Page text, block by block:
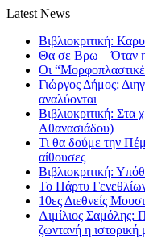
Latest News
Βιβλιοκριτική:
Θα σε Βρω – Όταν η
Οι
Γιώργος Δήμος:
αναλύονται
Βιβλιοκριτική: Στα
Αθανασιάδου)
Τι θα δούμε την
αίθουσες
Βιβλιοκριτική:
Το Πάρτυ
10ες Διεθνείς
Αιμίλιος Σαμόλης:
ζωντανή η ιστορική